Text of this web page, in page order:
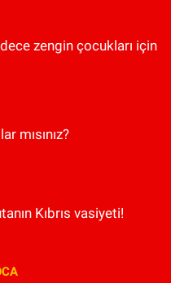
zengin çocukları için
mısınız?
Kıbrıs vasiyeti!